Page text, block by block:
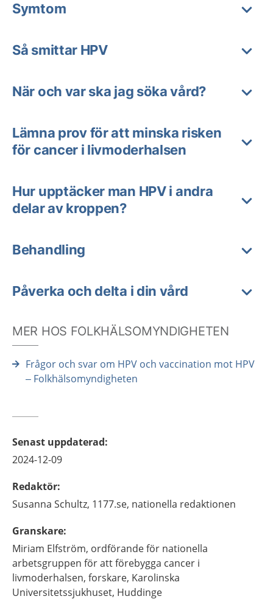
Symtom
Så smittar HPV
När och var ska jag söka vård?
Lämna prov för att minska risken
för cancer i livmoderhalsen
Hur upptäcker man HPV i andra
delar av kroppen?
Behandling
Påverka och delta i din vård
MER HOS FOLKHÄLSOMYNDIGHETEN
Frågor och svar om HPV och vaccination mot HPV
– Folkhälsomyndigheten
Senast uppdaterad:
2024-12-09
Redaktör:
Susanna Schultz, 1177.se, nationella redaktionen
Granskare:
Miriam Elfström, ordförande för nationella
arbetsgruppen för att förebygga cancer i
livmoderhalsen, forskare, Karolinska
Universitetssjukhuset, Huddinge